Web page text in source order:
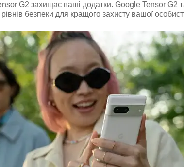
G2 захищає ваші додатки. Google Tensor G2
безпеки для кращого захисту вашої